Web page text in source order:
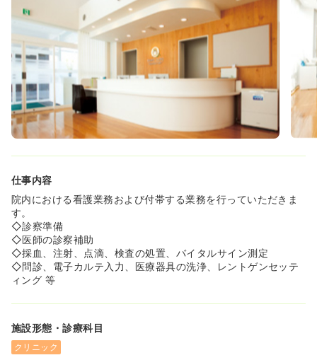
仕事内容
院内における看護業務および付帯する業務を行っていただきま
す。
◇診察準備
◇医師の診察補助
◇採血、注射、点滴、検査の処置、バイタルサイン測定
◇問診、電子カルテ入力、医療器具の洗浄、レントゲンセッテ
ィング 等
施設形態・診療科目
クリニック